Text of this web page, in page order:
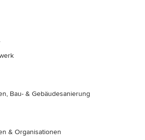
Bau- & Gebäudesanierung
& Organisationen